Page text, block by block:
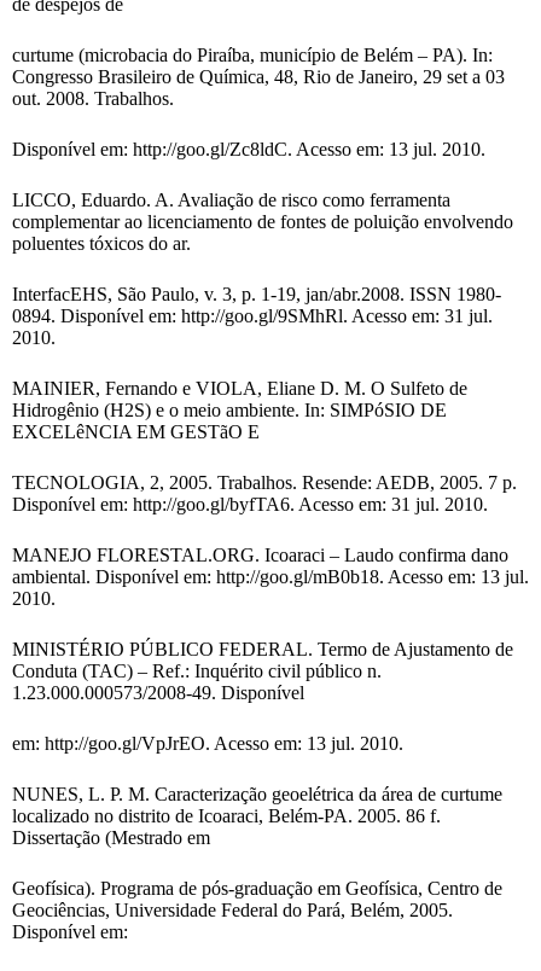
de despejos de
curtume (microbacia do Piraíba, município de Belém – PA). In:
Congresso Brasileiro de Química, 48, Rio de Janeiro, 29 set a 03
out. 2008. Trabalhos.
Disponível em: http://goo.gl/Zc8ldC. Acesso em: 13 jul. 2010.
LICCO, Eduardo. A. Avaliação de risco como ferramenta
complementar ao licenciamento de fontes de poluição envolvendo
poluentes tóxicos do ar.
InterfacEHS, São Paulo, v. 3, p. 1-19, jan/abr.2008. ISSN 1980-
0894. Disponível em: http://goo.gl/9SMhRl. Acesso em: 31 jul.
2010.
MAINIER, Fernando e VIOLA, Eliane D. M. O Sulfeto de
Hidrogênio (H2S) e o meio ambiente. In: SIMPóSIO DE
EXCELêNCIA EM GESTãO E
TECNOLOGIA, 2, 2005. Trabalhos. Resende: AEDB, 2005. 7 p.
Disponível em: http://goo.gl/byfTA6. Acesso em: 31 jul. 2010.
MANEJO FLORESTAL.ORG. Icoaraci – Laudo confirma dano
ambiental. Disponível em: http://goo.gl/mB0b18. Acesso em: 13 jul.
2010.
MINISTÉRIO PÚBLICO FEDERAL. Termo de Ajustamento de
Conduta (TAC) – Ref.: Inquérito civil público n.
1.23.000.000573/2008-49. Disponível
em: http://goo.gl/VpJrEO. Acesso em: 13 jul. 2010.
NUNES, L. P. M. Caracterização geoelétrica da área de curtume
localizado no distrito de Icoaraci, Belém-PA. 2005. 86 f.
Dissertação (Mestrado em
Geofísica). Programa de pós-graduação em Geofísica, Centro de
Geociências, Universidade Federal do Pará, Belém, 2005.
Disponível em: